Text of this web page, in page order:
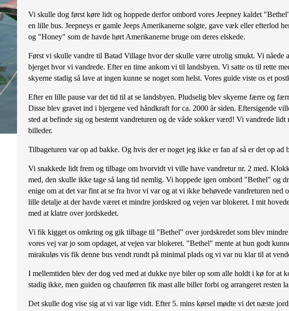
Vi skulle dog først køre lidt og hoppede derfor ombord vores Jeepney kaldet
en lille bus. Jeepneys er gamle Jeeps Amerikanerne solgte, gave væk eller efterlod
og "Honey" som de havde hørt Amerikanerne bruge om deres elskede.
Først vi skulle vandre til Batad Village hvor der skulle være utrolig smukt. Vi nåede
bjerget hvor vi vandrede. Efter en time ankom vi til landsbyen. Vi satte os til rette
skyerne stadig så lave at ingen kunne se noget som helst. Vores guide viste os et
Efter en lille pause var det tid til at se landsbyen. Pludselig blev skyerne færre og
Disse blev gravet ind i bjergene ved håndkraft for ca. 2000 år siden. Eftersigende
sted at befinde sig og bestemt vandreturen og de våde sokker værd! Vi vandrede
billeder.
Tilbageturen var op ad bakke. Og hvis der er noget jeg ikke er fan af så er det op
Vi snakkede lidt frem og tilbage om hvorvidt vi ville have vandretur nr. 2 med.
med, den skulle ikke tage så lang tid nemlig. Vi hoppede igen ombord "Bethel" og
enige om at det var fint at se fra hvor vi var og at vi ikke behøvede vandreturen
lille detalje at der havde været et mindre jordskred og vejen var blokeret. I mit
med at klatre over jordskedet.
Vi fik kigget os omkring og gik tilbage til "Bethel" over jordskredet som blev
vores vej var jo som opdaget, at vejen var blokeret. "Bethel" mente at hun godt
mirakuløs vis fik denne bus vendt rundt på minimal plads og vi var nu klar til at
I mellemtiden blev der dog ved med at dukke nye biler op som alle holdt i kø for
stadig ikke, men guiden og chauførren fik mast alle biller forbi og arrangeret resten
Det skulle dog vise sig at vi var lige vidt. Efter 5. mins kørsel mødte vi det næste